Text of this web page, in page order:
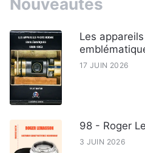
Nouveautés
Les
17 JUIN 2026
98 - Roger
3 JUIN 2026